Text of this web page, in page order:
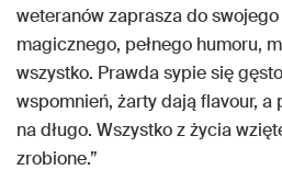
weteranów zaprasza do
magicznego, pełnego humoru,
wszystko. Prawda sypie się
wspomnień, żarty dają flavour, a
na długo. Wszystko z życia
zrobione.”